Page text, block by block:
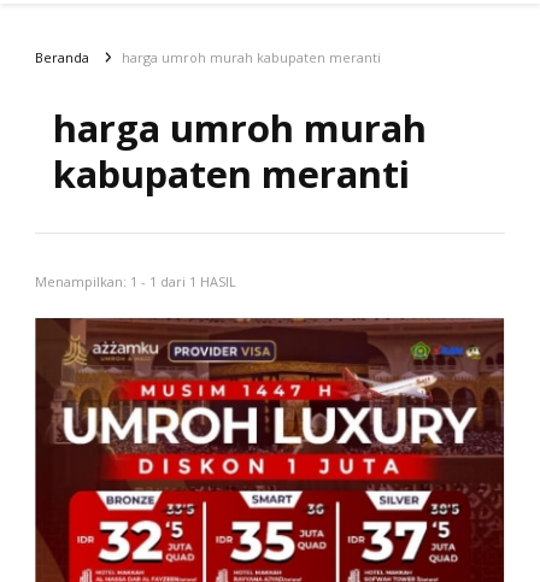
Beranda harga umroh murah kabupaten meranti
harga umroh murah
kabupaten meranti
Menampilkan: 1 - 1 dari 1 HASIL